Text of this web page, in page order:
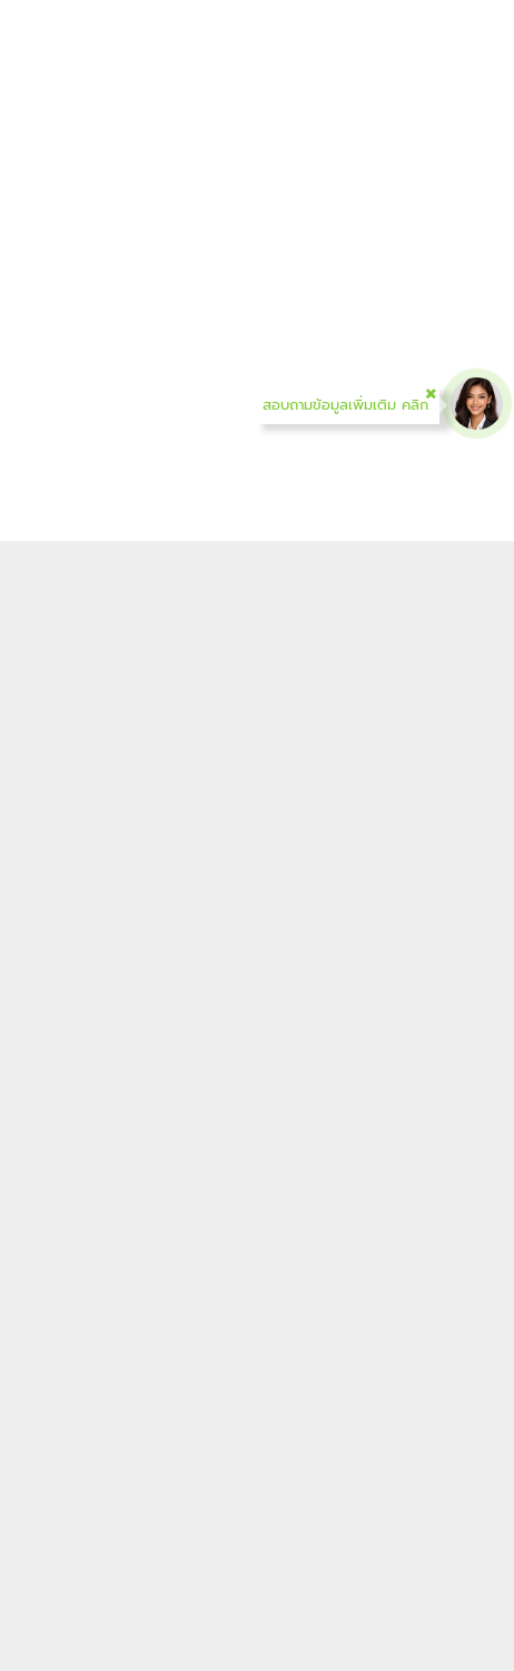
สอบถามข้อมูลเพิ่มเติม คลิก